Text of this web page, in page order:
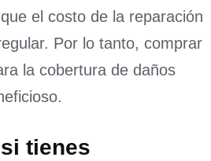
el costo de la reparación
Por lo tanto, comprar
la cobertura de daños
tienes